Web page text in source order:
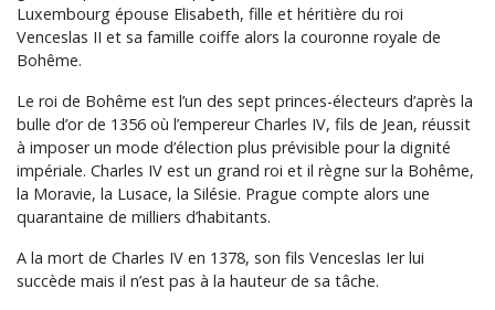
Luxembourg épouse Elisabeth, fille et héritière du roi
Venceslas II et sa famille coiffe alors la couronne royale de
Bohême.
Le roi de Bohême est l’un des sept princes-électeurs d’après la
bulle d’or de 1356 où l’empereur Charles IV, fils de Jean, réussit
à imposer un mode d’élection plus prévisible pour la dignité
impériale. Charles IV est un grand roi et il règne sur la Bohême,
la Moravie, la Lusace, la Silésie. Prague compte alors une
quarantaine de milliers d’habitants.
A la mort de Charles IV en 1378, son fils Venceslas Ier lui
succède mais il n’est pas à la hauteur de sa tâche.